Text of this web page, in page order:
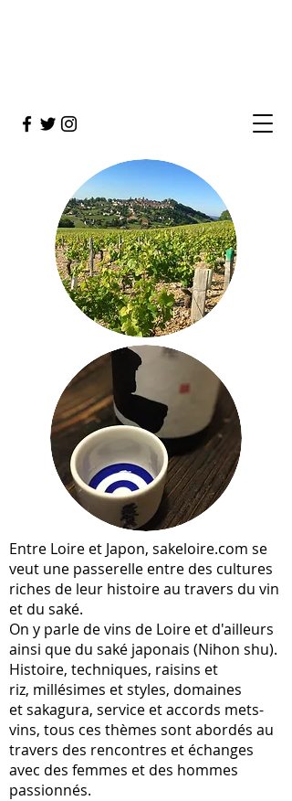
Entre Loire et Japon, sakeloire.com se
veut une passerelle entre des cultures
riches de leur histoire au travers du vin
et du saké.
On y parle de vins de Loire et d'ailleurs
ainsi que du saké japonais (Nihon shu).
Histoire, techniques, raisins et
riz, millésimes et styles, domaines
et sakagura, service et accords mets-
vins, tous ces thèmes sont abordés au
travers des rencontres et échanges
avec des femmes et des hommes
passionnés.